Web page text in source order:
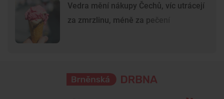
Vedra mění nákupy Čechů, víc utrácejí
za zmrzlinu, méně za pečení